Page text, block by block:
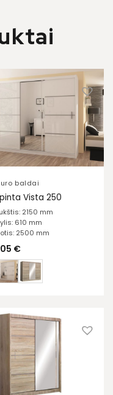
baldai
Vista 250
2150 mm
610 mm
2500 mm
€